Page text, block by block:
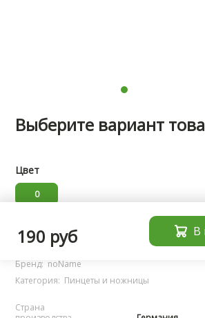
Выберите вариант
Цвет
0
Характеристики
Бренд: noName
Категория: Пинцеты и ножницы
Страна
190 руб В